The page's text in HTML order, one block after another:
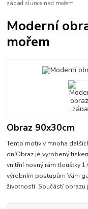
západ slunce nad mořem
Moderní
mořem
Obraz 90x30cm
Tento motiv v mnoha
dníObraz je vyrobený
vnitřní nosný rám tloušťky
výrobním postupům Vám
životností. Součástí obrazu